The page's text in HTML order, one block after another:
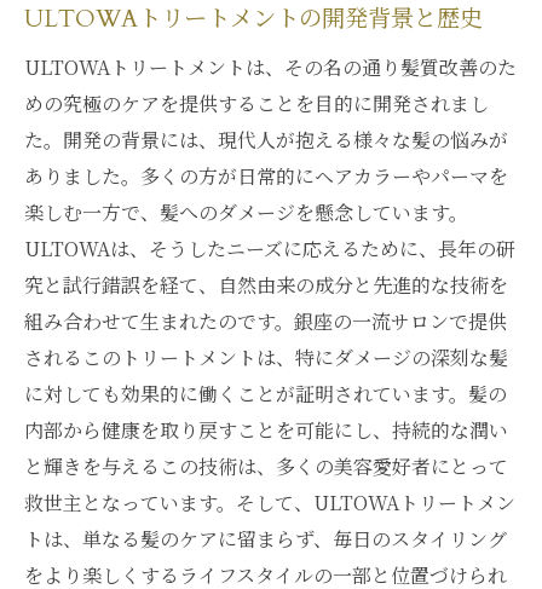
ULTOWAトリートメントの開発背景と歴史
ULTOWAトリートメントは、その名の通り髪質改善のた
めの究極のケアを提供することを目的に開発されまし
た。開発の背景には、現代人が抱える様々な髪の悩みが
ありました。多くの方が日常的にヘアカラーやパーマを
楽しむ一方で、髪へのダメージを懸念しています。
ULTOWAは、そうしたニーズに応えるために、長年の研
究と試行錯誤を経て、自然由来の成分と先進的な技術を
組み合わせて生まれたのです。銀座の一流サロンで提供
されるこのトリートメントは、特にダメージの深刻な髪
に対しても効果的に働くことが証明されています。髪の
内部から健康を取り戻すことを可能にし、持続的な潤い
と輝きを与えるこの技術は、多くの美容愛好者にとって
救世主となっています。そして、ULTOWAトリートメン
トは、単なる髪のケアに留まらず、毎日のスタイリング
をより楽しくするライフスタイルの一部と位置づけられ